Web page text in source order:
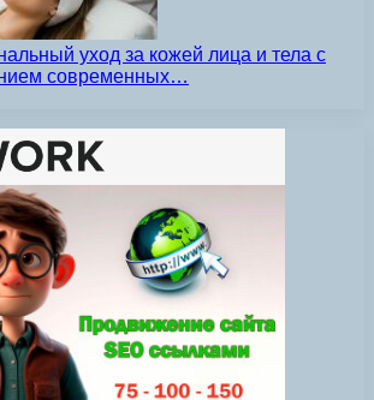
уход за кожей лица и тела с
современных…